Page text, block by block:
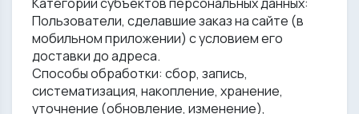
Пользователи, сделавшие заказ на сайте (в
мобильном приложении) с условием его
доставки до адреса.
Способы обработки: сбор, запись,
систематизация, накопление, хранение,
уточнение (обновление, изменение),